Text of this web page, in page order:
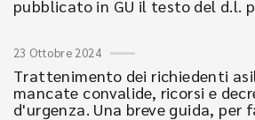
pubblicato in GU il testo del d.l.
23 Ottobre 2024
Trattenimento dei richiedenti
mancate convalide, ricorsi e
d'urgenza. Una breve guida, per